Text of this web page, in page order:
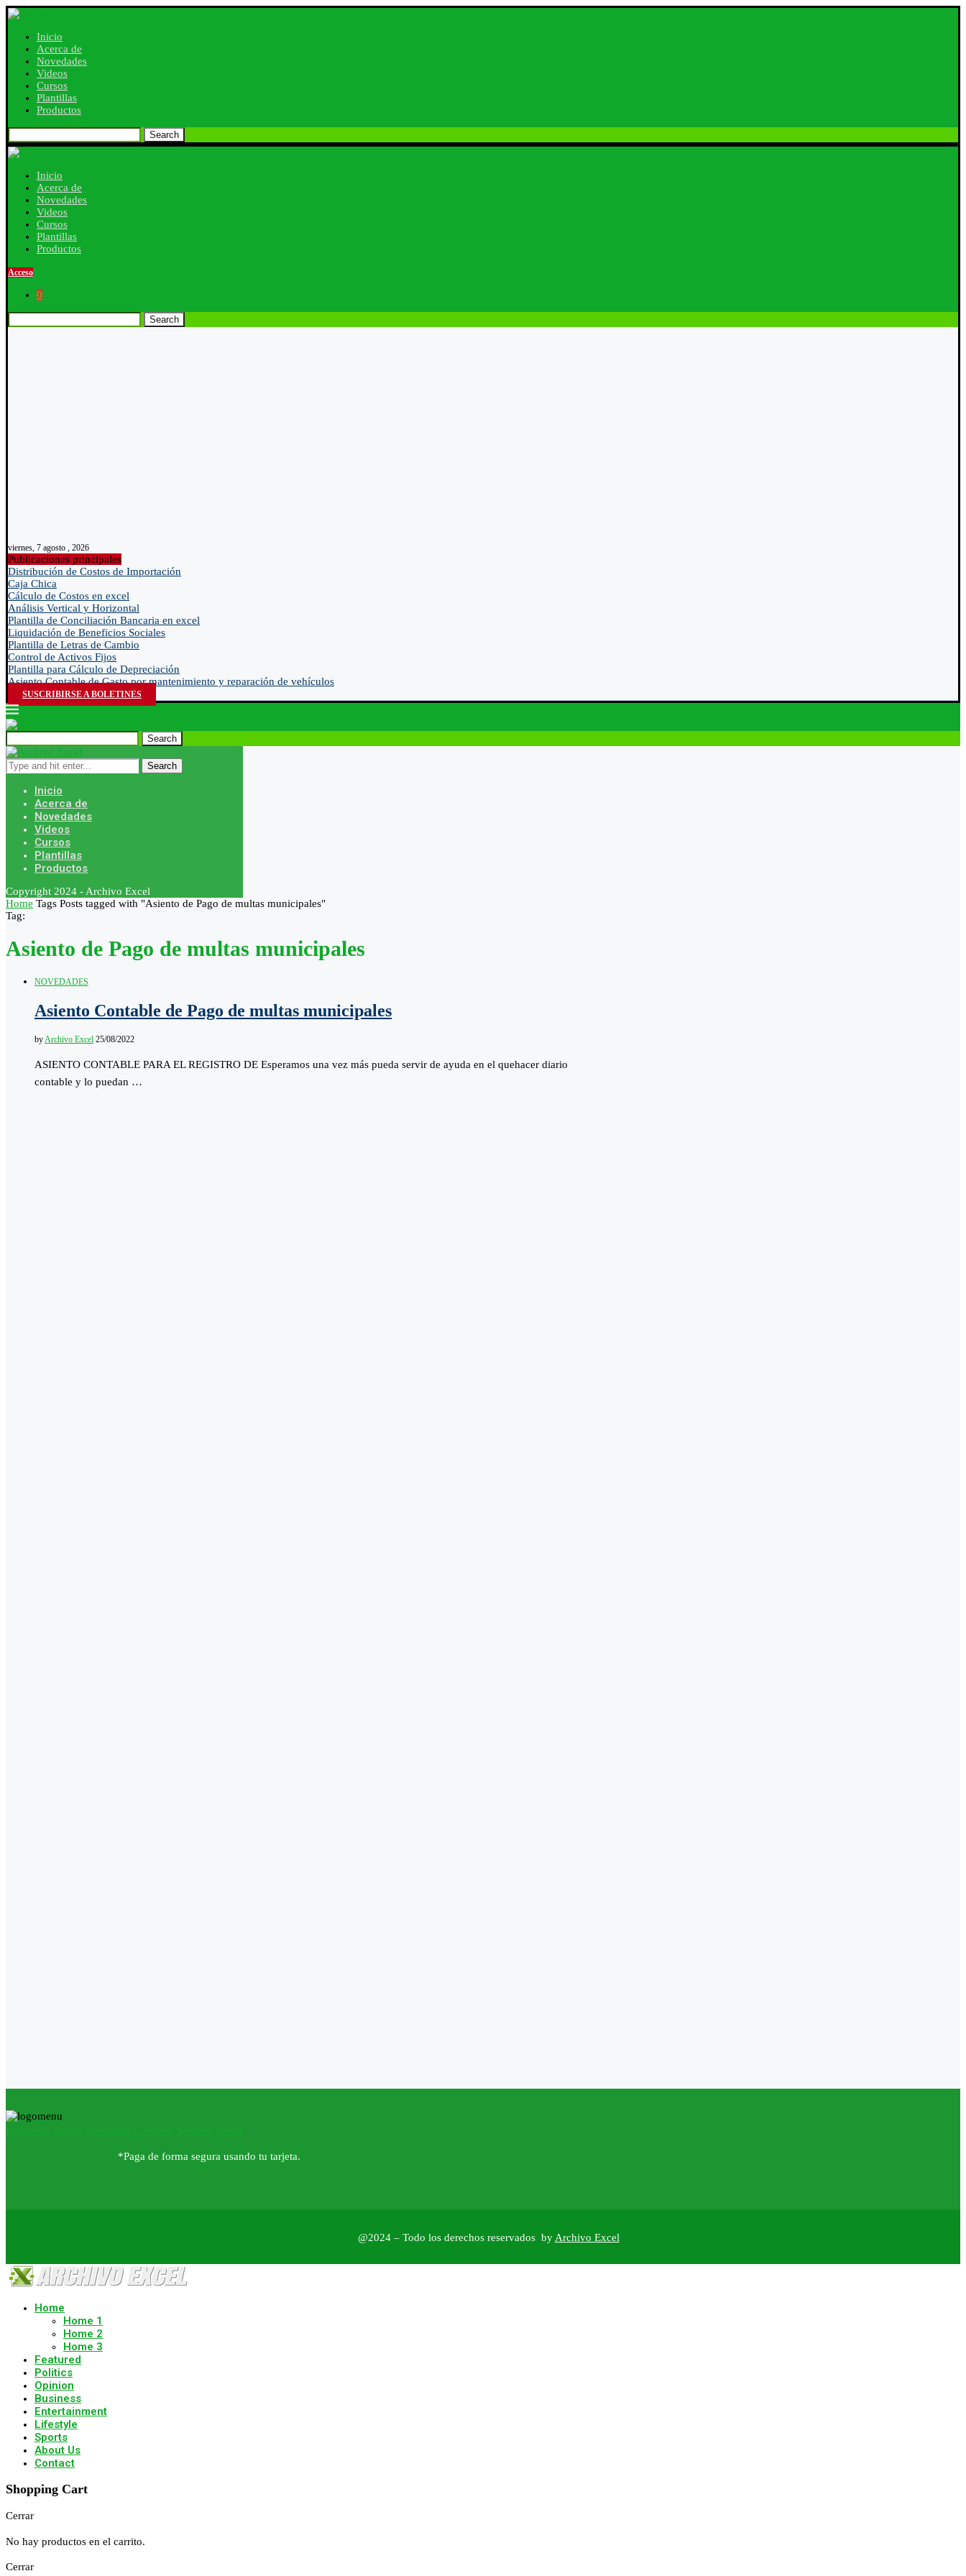
Inicio
Acerca de
Novedades
Videos
Cursos
Plantillas
Productos
Search
Inicio
Acerca de
Novedades
Videos
Cursos
Plantillas
Productos
Acceso
0
Search
viernes, 7 agosto , 2026
Publicaciones principales
Distribución de Costos de Importación
Caja Chica
Cálculo de Costos en excel
Análisis Vertical y Horizontal
Plantilla de Conciliación Bancaria en excel
Liquidación de Beneficios Sociales
Plantilla de Letras de Cambio
Control de Activos Fijos
Plantilla para Cálculo de Depreciación
Asiento Contable de Gasto por mantenimiento y reparación de vehículos
SUSCRIBIRSE A BOLETINES
Search
Search
Inicio
Acerca de
Novedades
Videos
Cursos
Plantillas
Productos
Copyright 2024 - Archivo Excel
Home Tags Posts tagged with "Asiento de Pago de multas municipales"
Tag:
Asiento de Pago de multas municipales
NOVEDADES
Asiento Contable de Pago de multas municipales
by Archivo Excel 25/08/2022
ASIENTO CONTABLE PARA EL REGISTRO DE Esperamos una vez más pueda servir de ayuda en el quehacer diario
contable y lo puedan …
*Paga de forma segura usando tu tarjeta.
@2024 – Todo los derechos reservados by Archivo Excel
Home
Home 1
Home 2
Home 3
Featured
Politics
Opinion
Business
Entertainment
Lifestyle
Sports
About Us
Contact
Shopping Cart
Cerrar
No hay productos en el carrito.
Cerrar